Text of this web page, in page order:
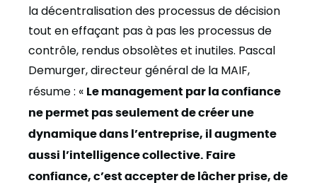
la décentralisation des processus de décision
tout en effaçant pas à pas les processus de
contrôle, rendus obsolètes et inutiles. Pascal
Demurger, directeur général de la MAIF,
résume : « Le management par la confiance
ne permet pas seulement de créer une
dynamique dans l’entreprise, il augmente
aussi l’intelligence collective. Faire
confiance, c’est accepter de lâcher prise, de